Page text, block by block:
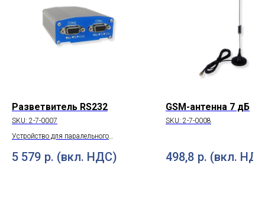
Разветвитель RS232
SKU: 2-7-0007
Устройство для паралельного
5 579 р. (вкл. НДС)
GSM-антенна 7 дБ
SKU: 2-7-0008
498,8 р. (вкл.